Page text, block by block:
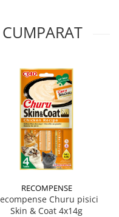
RECOMPENSE
Churu pisici
Skin & Coat 4x14g